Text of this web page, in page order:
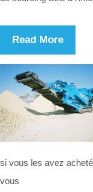
Read More
si vous les avez
vous